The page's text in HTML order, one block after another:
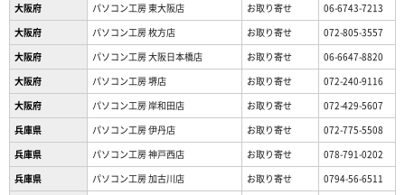
大阪府
パソコン工房 東大阪店 お取り寄せ
06-6743-7213
大阪府
パソコン工房 枚方店 お取り寄せ
072-805-3557
大阪府
パソコン工房 大阪日本橋店 お取り寄せ
06-6647-8820
大阪府
パソコン工房 堺店 お取り寄せ
072-240-9116
大阪府
パソコン工房 岸和田店 お取り寄せ
072-429-5607
兵庫県
パソコン工房 伊丹店 お取り寄せ
072-775-5508
兵庫県
パソコン工房 神戸西店 お取り寄せ
078-791-0202
兵庫県
パソコン工房 加古川店 お取り寄せ
0794-56-6511